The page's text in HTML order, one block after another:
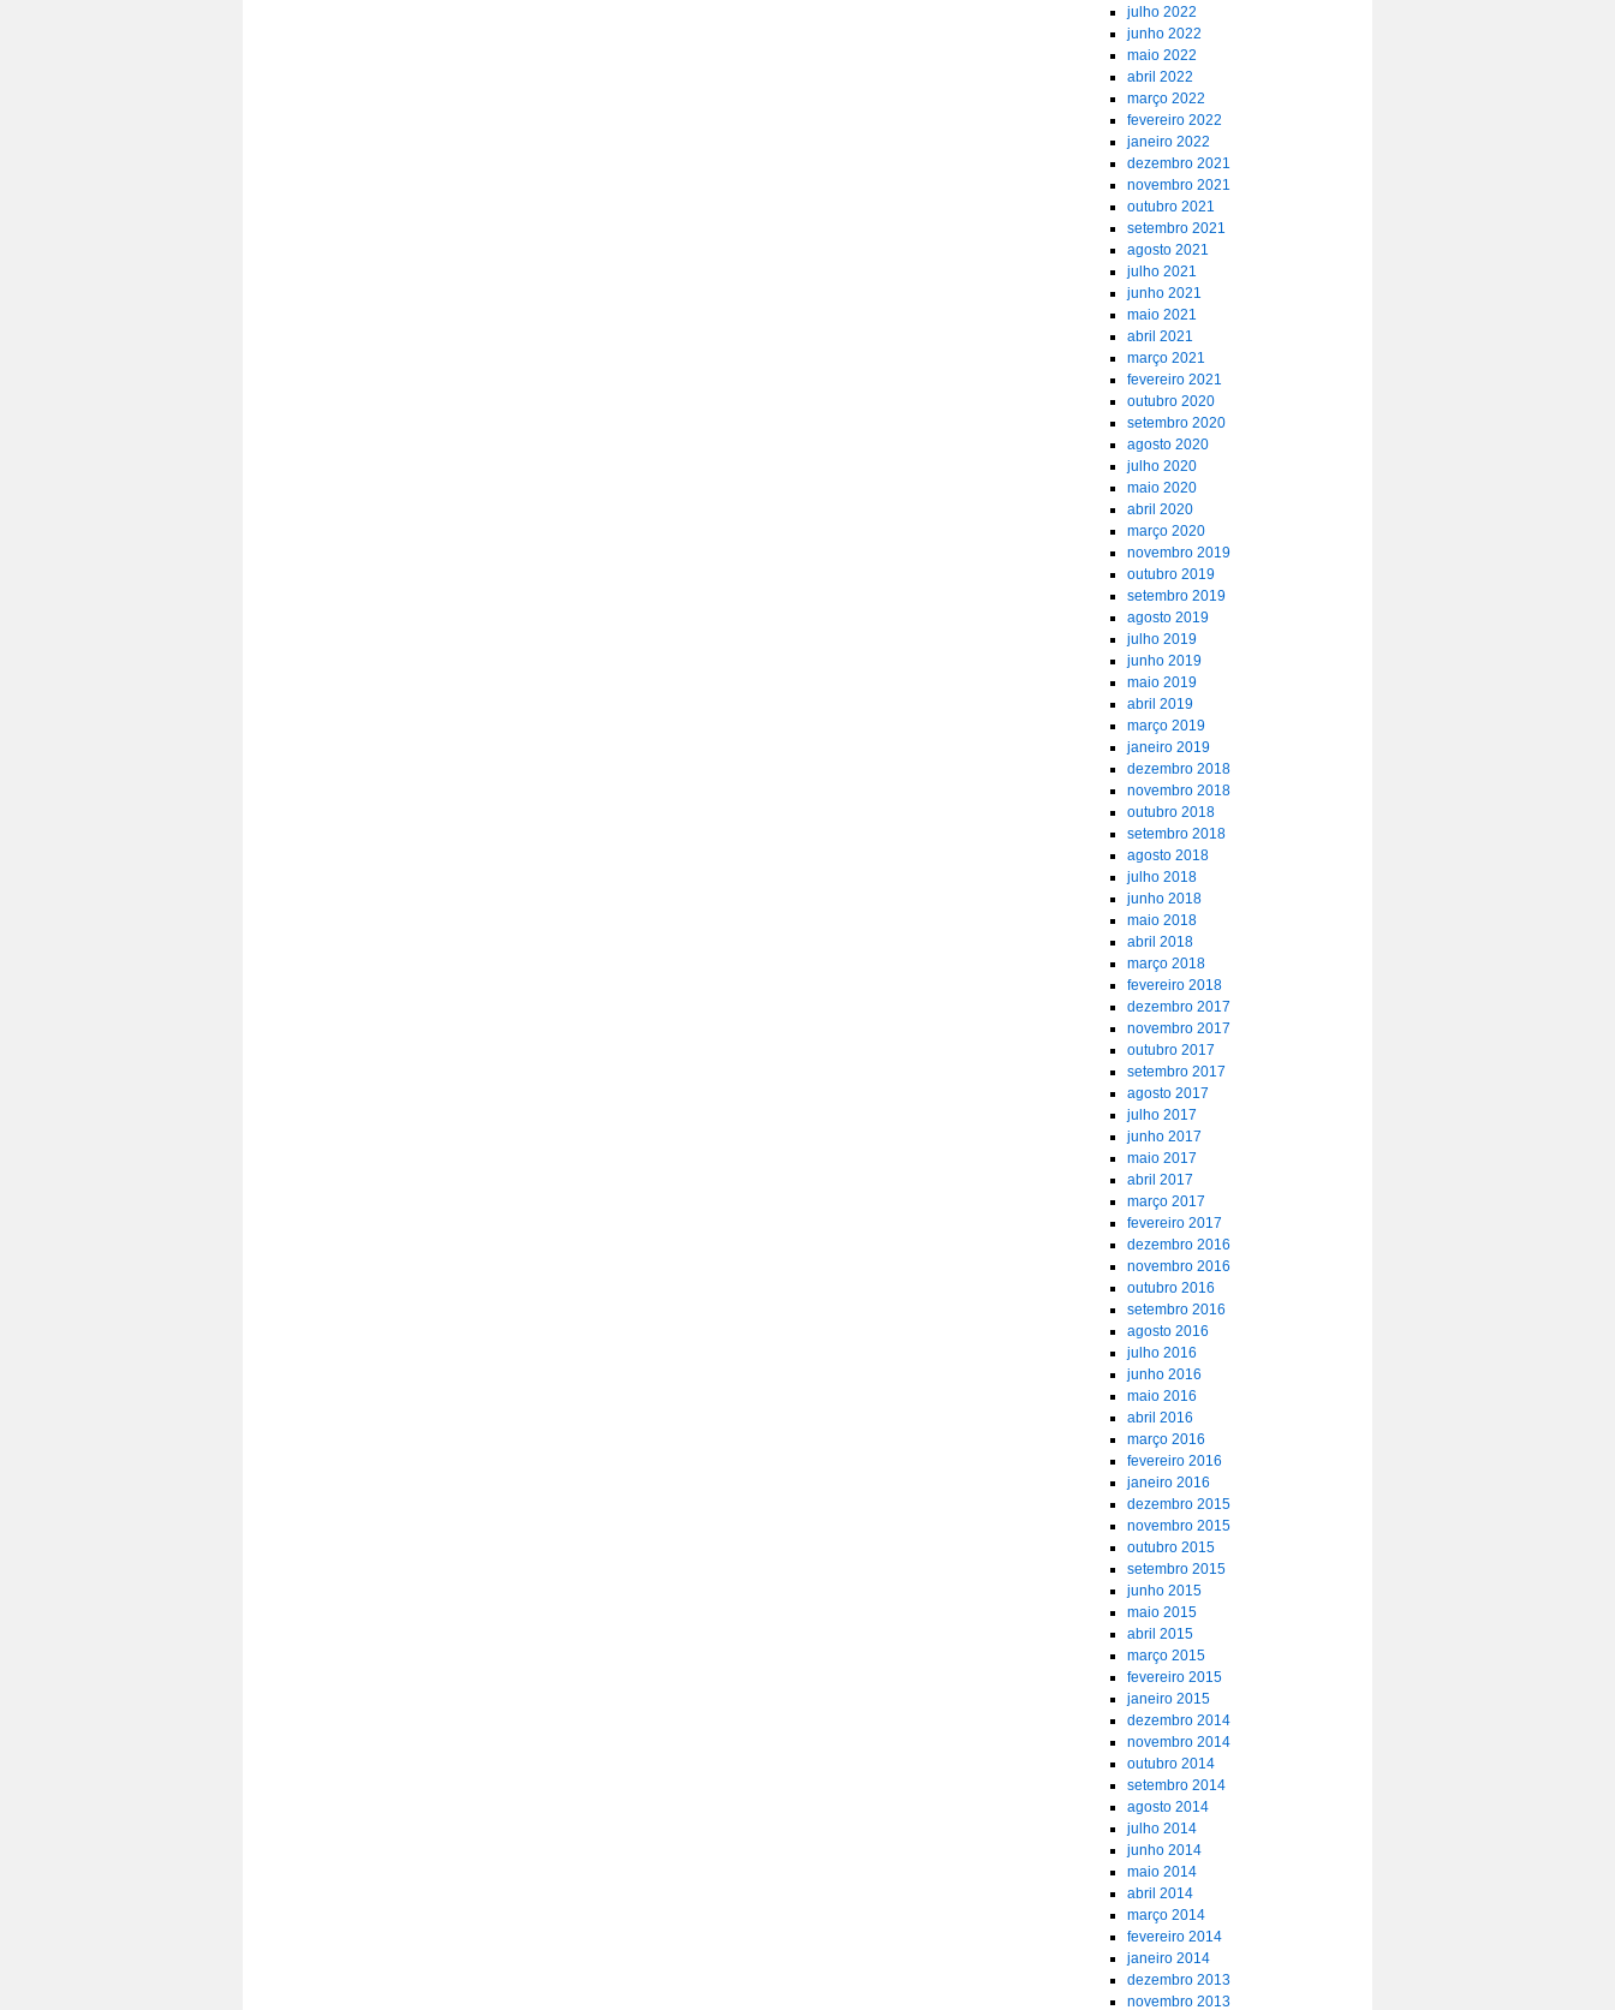
julho 2022
junho 2022
maio 2022
abril 2022
março 2022
fevereiro 2022
janeiro 2022
dezembro 2021
novembro 2021
outubro 2021
setembro 2021
agosto 2021
julho 2021
junho 2021
maio 2021
abril 2021
março 2021
fevereiro 2021
outubro 2020
setembro 2020
agosto 2020
julho 2020
maio 2020
abril 2020
março 2020
novembro 2019
outubro 2019
setembro 2019
agosto 2019
julho 2019
junho 2019
maio 2019
abril 2019
março 2019
janeiro 2019
dezembro 2018
novembro 2018
outubro 2018
setembro 2018
agosto 2018
julho 2018
junho 2018
maio 2018
abril 2018
março 2018
fevereiro 2018
dezembro 2017
novembro 2017
outubro 2017
setembro 2017
agosto 2017
julho 2017
junho 2017
maio 2017
abril 2017
março 2017
fevereiro 2017
dezembro 2016
novembro 2016
outubro 2016
setembro 2016
agosto 2016
julho 2016
junho 2016
maio 2016
abril 2016
março 2016
fevereiro 2016
janeiro 2016
dezembro 2015
novembro 2015
outubro 2015
setembro 2015
junho 2015
maio 2015
abril 2015
março 2015
fevereiro 2015
janeiro 2015
dezembro 2014
novembro 2014
outubro 2014
setembro 2014
agosto 2014
julho 2014
junho 2014
maio 2014
abril 2014
março 2014
fevereiro 2014
janeiro 2014
dezembro 2013
novembro 2013